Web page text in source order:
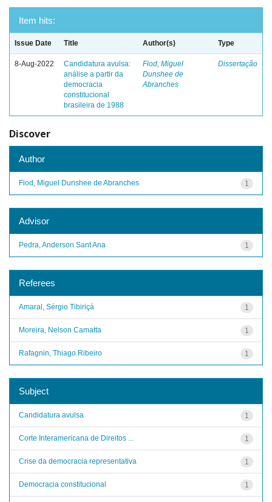
Item hits:
Issue Date Title Author(s) Type
8-Aug-2022
Candidatura avulsa:
análise a partir da
democracia
constitucional
brasileira de 1988
Fiod, Miguel
Dunshee de
Abranches
Dissertação
Discover
Author
1
Fiod, Miguel Dunshee de Abranches
Advisor
1
Pedra, Anderson Sant Ana
Referees
1
Amaral, Sérgio Tibiriçá
1
Moreira, Nelson Camatta
1
Rafagnin, Thiago Ribeiro
Subject
1
Candidatura avulsa
1
Corte Interamericana de Direitos ...
1
Crise da democracia representativa
1
Democracia constitucional